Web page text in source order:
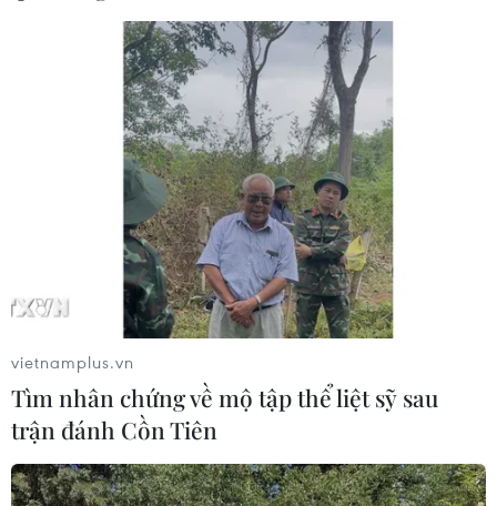
vietnamplus.vn
Tìm nhân chứng về mộ tập thể liệt sỹ sau
trận đánh Cồn Tiên